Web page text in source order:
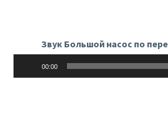
Звук Большой насос по
00:00